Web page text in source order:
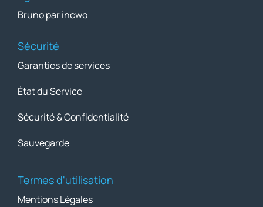
Bruno par incwo
Sécurité
Garanties de services
État du Service
Sécurité & Confidentialité
Sauvegarde
Termes d'utilisation
Mentions Légales